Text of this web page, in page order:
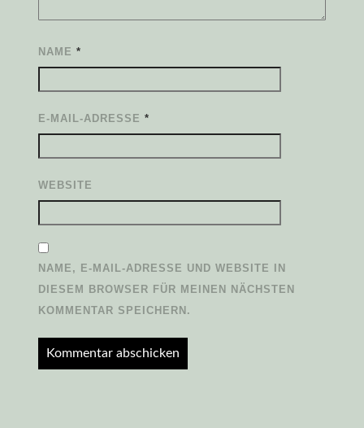
NAME*
E-MAIL-ADRESSE*
WEBSITE
NAME, E-MAIL-ADRESSE UND WEBSITE IN
DIESEM BROWSER FÜR MEINEN NÄCHSTEN
KOMMENTAR SPEICHERN.